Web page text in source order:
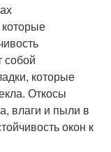
собой
которые
Откосы
влаги и пыли в
окон к